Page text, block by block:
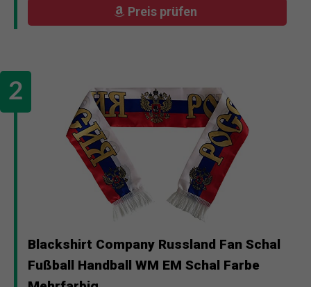
Preis prüfen
Blackshirt Company Russland Fan Schal
Fußball Handball WM EM Schal Farbe